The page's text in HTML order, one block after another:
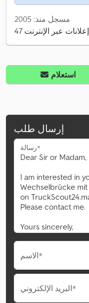
مسجل منذ: 2005
47 إعلانات عبر الإنترنت
استعلام
إرسال طلب
رسالة*
الاسم*
البريد الإلكتروني*